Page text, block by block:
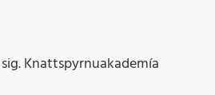
Knattspyrnuakademía